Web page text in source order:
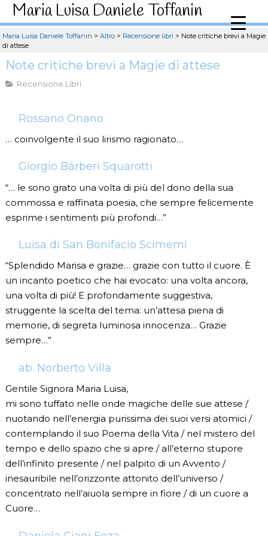
Maria Luisa Daniele Toffanin
Maria Luisa Daniele Toffanin > Altro > Recensione libri > Note critiche brevi a Magie
di attese
Note critiche brevi a Magie di attese
Recensione Libri
Rossano Onano
… coinvolgente il suo lirismo ragionato…
Giorgio Bárberi Squarotti
“… le sono grato una volta di più del dono della sua
commossa e raffinata poesia, che sempre felicemente
esprime i sentimenti più profondi…”
Luisa di San Bonifacio Scimemi
“Splendido Marisa e grazie… grazie con tutto il cuore. È
un incanto poetico che hai evocato: una volta ancora,
una volta di più! E profondamente suggestiva,
struggente la scelta del tema: un’attesa piena di
memorie, di segreta luminosa innocenza… Grazie
sempre…”
ab. Norberto Villa
Gentile Signora Maria Luisa,
mi sono tuffato nelle onde magiche delle sue attese /
nuotando nell’energia purissima dei suoi versi atomici /
contemplando il suo Poema della Vita / nel mistero del
tempo e dello spazio che si apre / all’eterno stupore
dell’infinito presente / nel palpito di un Avvento /
inesauribile nell’orizzonte attonito dell’universo /
concentrato nell’aiuola sempre in fiore / di un cuore a
Cuore…